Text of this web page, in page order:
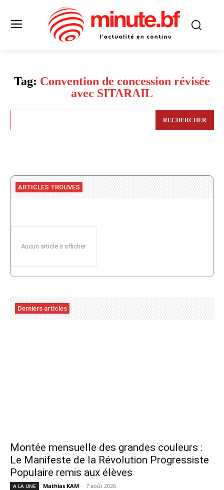
Tag: Convention de concession révisée
avec SITARAIL
RECHERCHER
ARTICLES TROUVES
Aucun article à afficher
Derniers articles
Montée mensuelle des grandes couleurs :
Le Manifeste de la Révolution Progressiste
Populaire remis aux élèves
A LA UNE Mathias KAM - 7 août 2026